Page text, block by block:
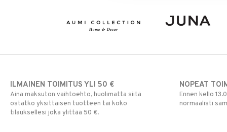
ILMAINEN TOIMITUS YLI 50 €
Aina maksuton vaihtoehto, huolimatta siitä
ostatko yksittäisen tuotteen tai koko
tilauksellesi joka ylittää 50 €.
NOPEAT
Ennen kello
normaalisti